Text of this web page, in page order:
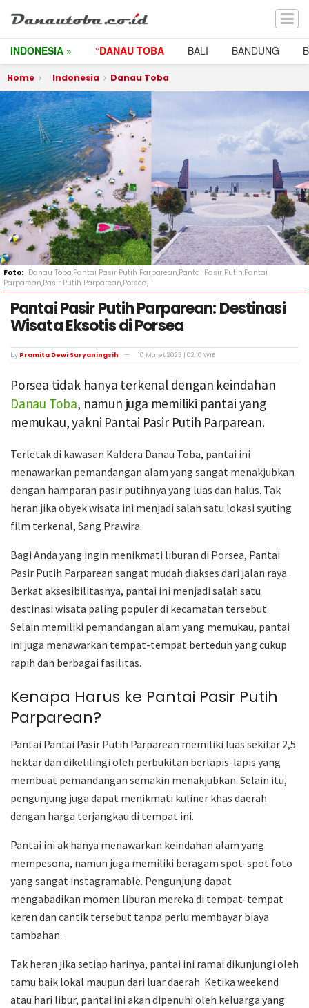
INDONESIA » °DANAU TOBA BALI BANDUNG
Home Indonesia Danau Toba
Danau Toba,Pantai Pasir Putih Parparean,Pantai Pasir Putih,Pantai
Parparean,Pasir Putih Parparean,Porsea,
Pantai Pasir Putih Parparean: Destinasi
Wisata Eksotis di Porsea
by Pramita Dewi Suryaningsih 10 Maret 2023 | 02:10 WIB
Porsea tidak hanya terkenal dengan keindahan
Danau Toba, namun juga memiliki pantai yang
memukau, yakni Pantai Pasir Putih Parparean.
Terletak di kawasan Kaldera Danau Toba, pantai ini
menawarkan pemandangan alam yang sangat menakjubkan
dengan hamparan pasir putihnya yang luas dan halus. Tak
heran jika obyek wisata ini menjadi salah satu lokasi syuting
film terkenal, Sang Prawira.
Bagi Anda yang ingin menikmati liburan di Porsea, Pantai
Pasir Putih Parparean sangat mudah diakses dari jalan raya.
Berkat aksesibilitasnya, pantai ini menjadi salah satu
destinasi wisata paling populer di kecamatan tersebut.
Selain memiliki pemandangan alam yang memukau, pantai
ini juga menawarkan tempat-tempat berteduh yang cukup
rapih dan berbagai fasilitas.
Kenapa Harus ke Pantai Pasir Putih
Parparean?
Pantai Pantai Pasir Putih Parparean memiliki luas sekitar 2,5
hektar dan dikelilingi oleh perbukitan berlapis-lapis yang
membuat pemandangan semakin menakjubkan. Selain itu,
pengunjung juga dapat menikmati kuliner khas daerah
dengan harga terjangkau di tempat ini.
Pantai ini ak hanya menawarkan keindahan alam yang
mempesona, namun juga memiliki beragam spot-spot foto
yang sangat instagramable. Pengunjung dapat
mengabadikan momen liburan mereka di tempat-tempat
keren dan cantik tersebut tanpa perlu membayar biaya
tambahan.
Tak heran jika setiap harinya, pantai ini ramai dikunjungi oleh
tamu baik lokal maupun dari luar daerah. Ketika weekend
atau hari libur, pantai ini akan dipenuhi oleh keluarga yang